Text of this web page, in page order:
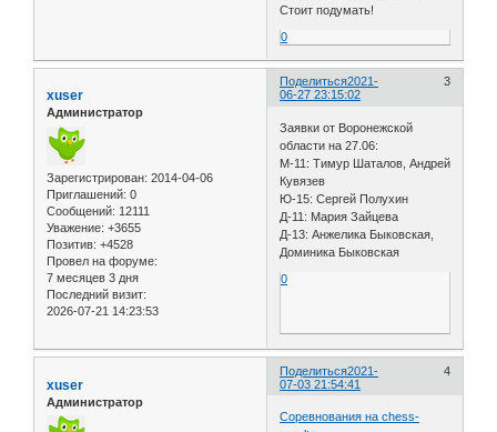
Стоит подумать!
0
Поделиться 3
2021-
06-27 23:15:02
xuser
Администратор
Зарегистрирован: 2014-04-06
Приглашений: 0
Сообщений: 12111
Уважение: +3655
Позитив: +4528
Провел на форуме:
7 месяцев 3 дня
Последний визит:
2026-07-21 14:23:53
Заявки от Воронежской
области на 27.06:
М-11: Тимур Шаталов, Андрей
Кувязев
Ю-15: Сергей Полухин
Д-11: Мария Зайцева
Д-13: Анжелика Быковская,
Доминика Быковская
0
Поделиться 4
2021-
07-03 21:54:41
xuser
Администратор
Соревнования на chess-